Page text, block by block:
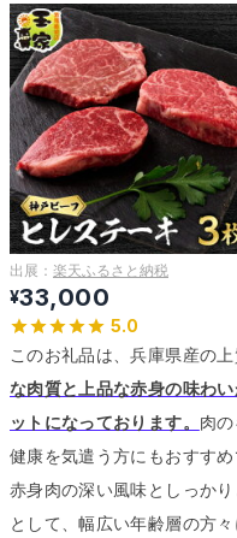
出展： 楽天ふるさと納税
¥33,000
5.0
このお礼品は、兵庫県産の
な肉質と上品な赤身の味わ
ットになっております。 肉
健康を気遣う方にもおすすめ
赤身肉の深い風味としっか
として、幅広い年齢層の方